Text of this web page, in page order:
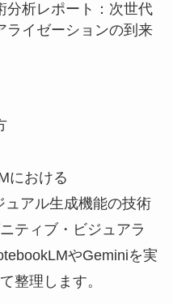
分析レポート：次世代
ライゼーションの到来
における
アル生成機能の技術
ティブ・ビジュアラ
やGeminiを実
整理します。